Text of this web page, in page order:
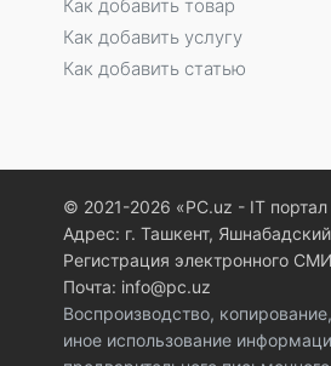
Как добавить товар
Как добавить услугу
Как добавить статью
© 2021-2026 «PC.uz - IT
Адрес: г. Ташкент,
Регистрация электронного
Почта: info@pc.uz
Воспроизводство,
иное использование